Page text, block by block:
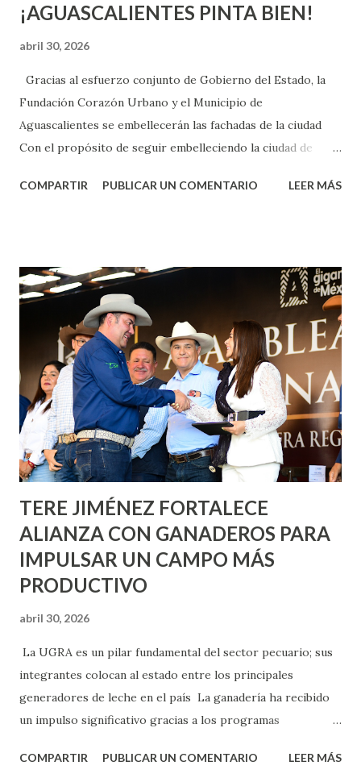
¡AGUASCALIENTES PINTA BIEN!
abril 30, 2026
Gracias al esfuerzo conjunto de Gobierno del Estado, la
Fundación Corazón Urbano y el Municipio de
Aguascalientes se embellecerán las fachadas de la ciudad
Con el propósito de seguir embelleciendo la ciudad de
municipal, Leo Montañez dio inicio al programa
Corazón Urbano y el Municipio capital. Leo Montañez
informó que en este programa se usarán cerca de 90 mil
metros cuadrados de pintura, para dar inicio en la calle
Nieto, entre Jesús F. Elizondo y la calle 22 de Octubre, con
lo que se aplicará pintura en 66 casas. Posteriormente se
llevará este programa a Villas de Nuestra Señora de la
Asunción, Avenida Alameda y Decreto 27 de Septiembre, en
los edificios FOVISSSTE Ojo de Agua, en la comunidad
Norias de Paso Hondo y en los edificios de...
COMPARTIR PUBLICAR UN COMENTARIO LEER MÁS
TERE JIMÉNEZ FORTALECE
ALIANZA CON GANADEROS PARA
IMPULSAR UN CAMPO MÁS
PRODUCTIVO
abril 30, 2026
La UGRA es un pilar fundamental del sector pecuario; sus
integrantes colocan al estado entre los principales
generadores de leche en el país La ganadería ha recibido
un impulso significativo gracias a los programas
muestra de su respaldo firme y decidido al campo, la
COMPARTIR PUBLICAR UN COMENTARIO LEER MÁS